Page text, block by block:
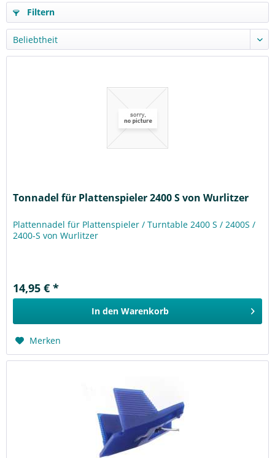
Filtern
Tonnadel für Plattenspieler 2400 S von Wurlitzer
Plattennadel für Plattenspieler / Turntable 2400 S / 2400S /
2400-S von Wurlitzer
14,95 € *
In den Warenkorb
Merken